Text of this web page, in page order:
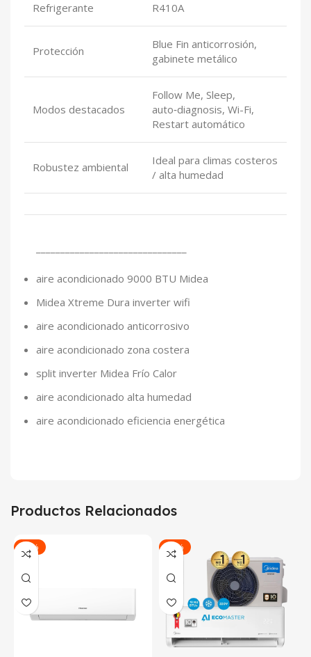
Refrigerante R410A
Protección
Blue Fin anticorrosión,
gabinete metálico
Modos destacados
Follow Me, Sleep,
auto‑diagnosis, Wi-Fi,
Restart automático
Robustez ambiental
Ideal para climas costeros
/ alta humedad
aire acondicionado 9000 BTU Midea
Midea Xtreme Dura inverter wifi
aire acondicionado anticorrosivo
aire acondicionado zona costera
split inverter Midea Frío Calor
aire acondicionado alta humedad
aire acondicionado eficiencia energética
Productos Relacionados
-33% -18%